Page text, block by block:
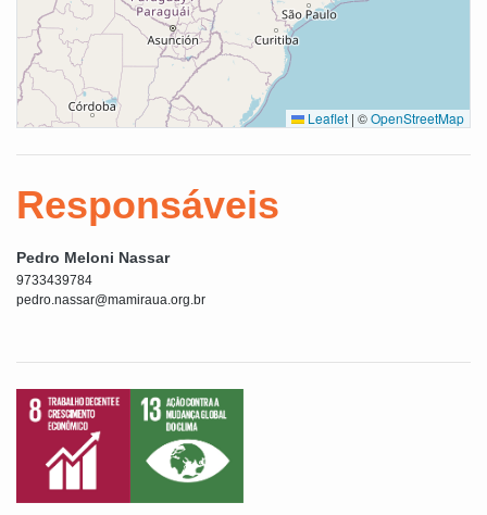
Leaflet | ©OpenStreetMap
Responsáveis
Pedro Meloni Nassar
9733439784
pedro.nassar@mamiraua.org.br